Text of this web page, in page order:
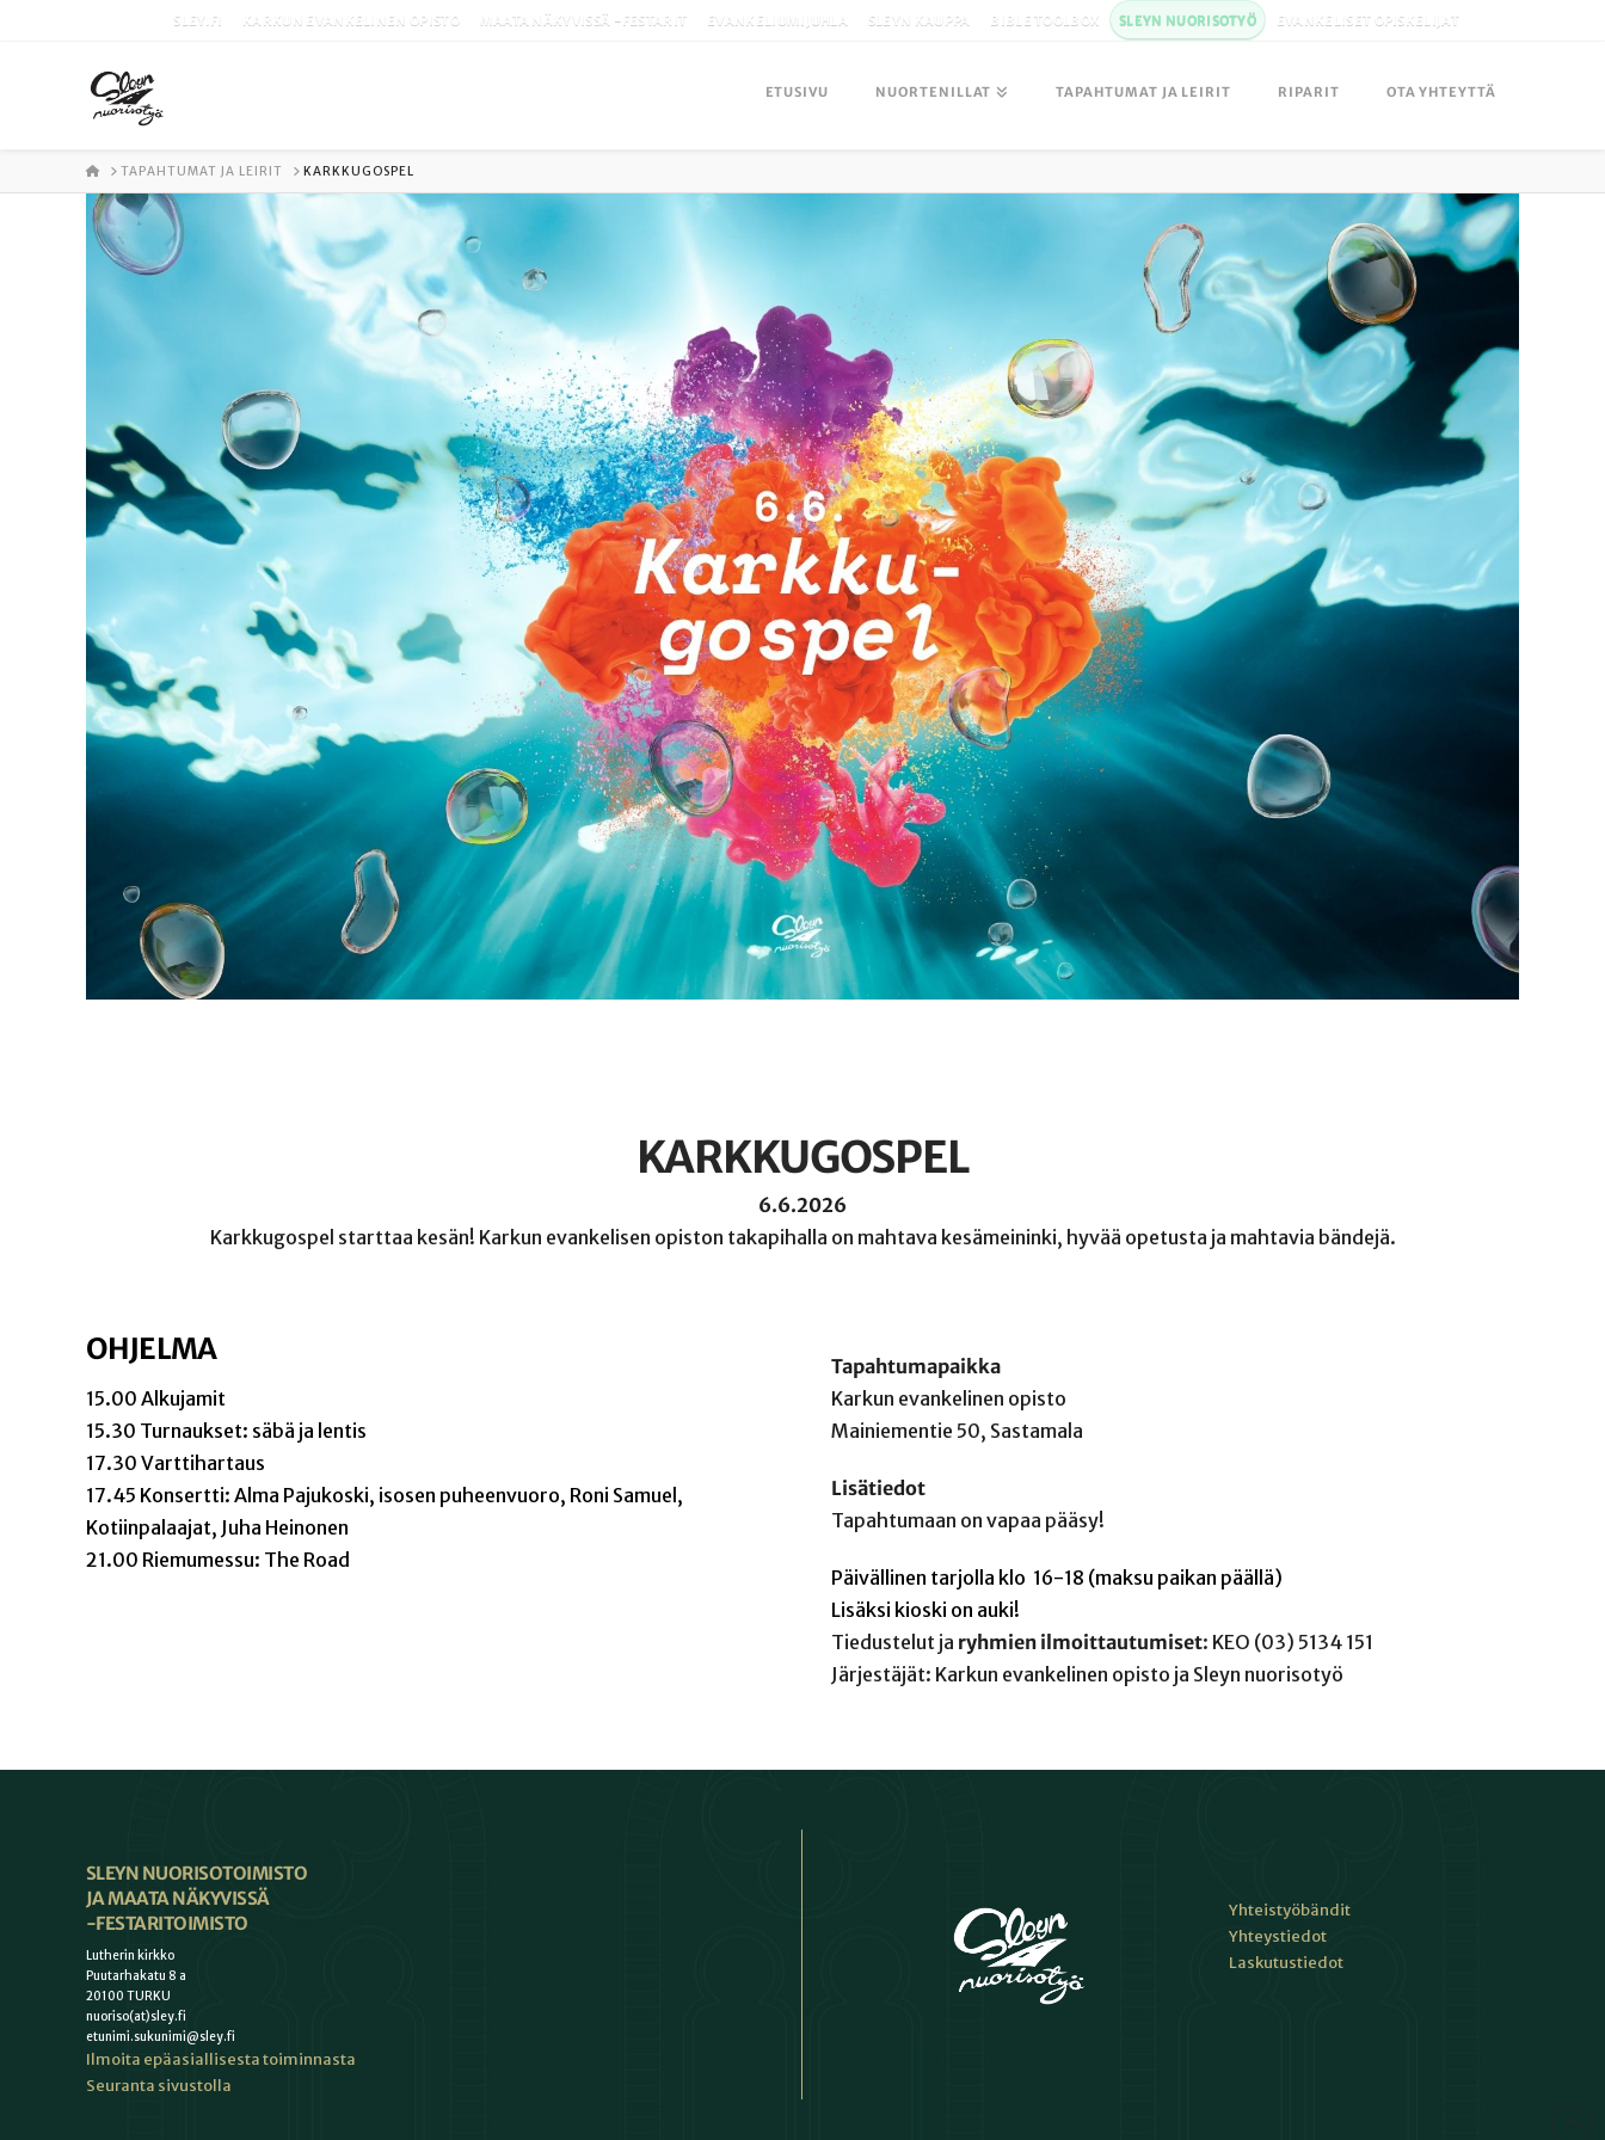
SLEY.FI KARKUN EVANKELINEN OPISTO MAATA NÄKYVISSÄ -FESTARIT EVANKELIUMIJUHLA SLEYN KAUPPA BIBLE TOOLBOX SLEYN NUORISOTYÖ EVANKELISET OPISKELIJAT
ETUSIVU NUORTENILLAT TAPAHTUMAT JA LEIRIT RIPARIT OTA YHTEYTTÄ
ETUSIVU
TAPAHTUMAT JA LEIRIT KARKKUGOSPEL
KARKKUGOSPEL
6.6.2026
Karkkugospel starttaa kesän! Karkun evankelisen opiston takapihalla on mahtava kesämeininki, hyvää opetusta ja mahtavia bändejä.
OHJELMA
15.00 Alkujamit
15.30 Turnaukset: säbä ja lentis
17.30 Varttihartaus
17.45 Konsertti: Alma Pajukoski, isosen puheenvuoro, Roni Samuel,
Kotiinpalaajat, Juha Heinonen
21.00 Riemumessu: The Road
Tapahtumapaikka
Karkun evankelinen opisto
Mainiementie 50, Sastamala
Lisätiedot
Tapahtumaan on vapaa pääsy!
Päivällinen tarjolla klo 16-18 (maksu paikan päällä)
Lisäksi kioski on auki!
Tiedustelut ja ryhmien ilmoittautumiset: KEO (03) 5134 151
Järjestäjät: Karkun evankelinen opisto ja Sleyn nuorisotyö
SLEYN NUORISOTOIMISTO
JA MAATA NÄKYVISSÄ
-FESTARITOIMISTO
Lutherin kirkko
Puutarhakatu 8 a
20100 TURKU
nuoriso(at)sley.fi
etunimi.sukunimi@sley.fi
Ilmoita epäasiallisesta toiminnasta
Seuranta sivustolla
Yhteistyöbändit
Yhteystiedot
Laskutustiedot